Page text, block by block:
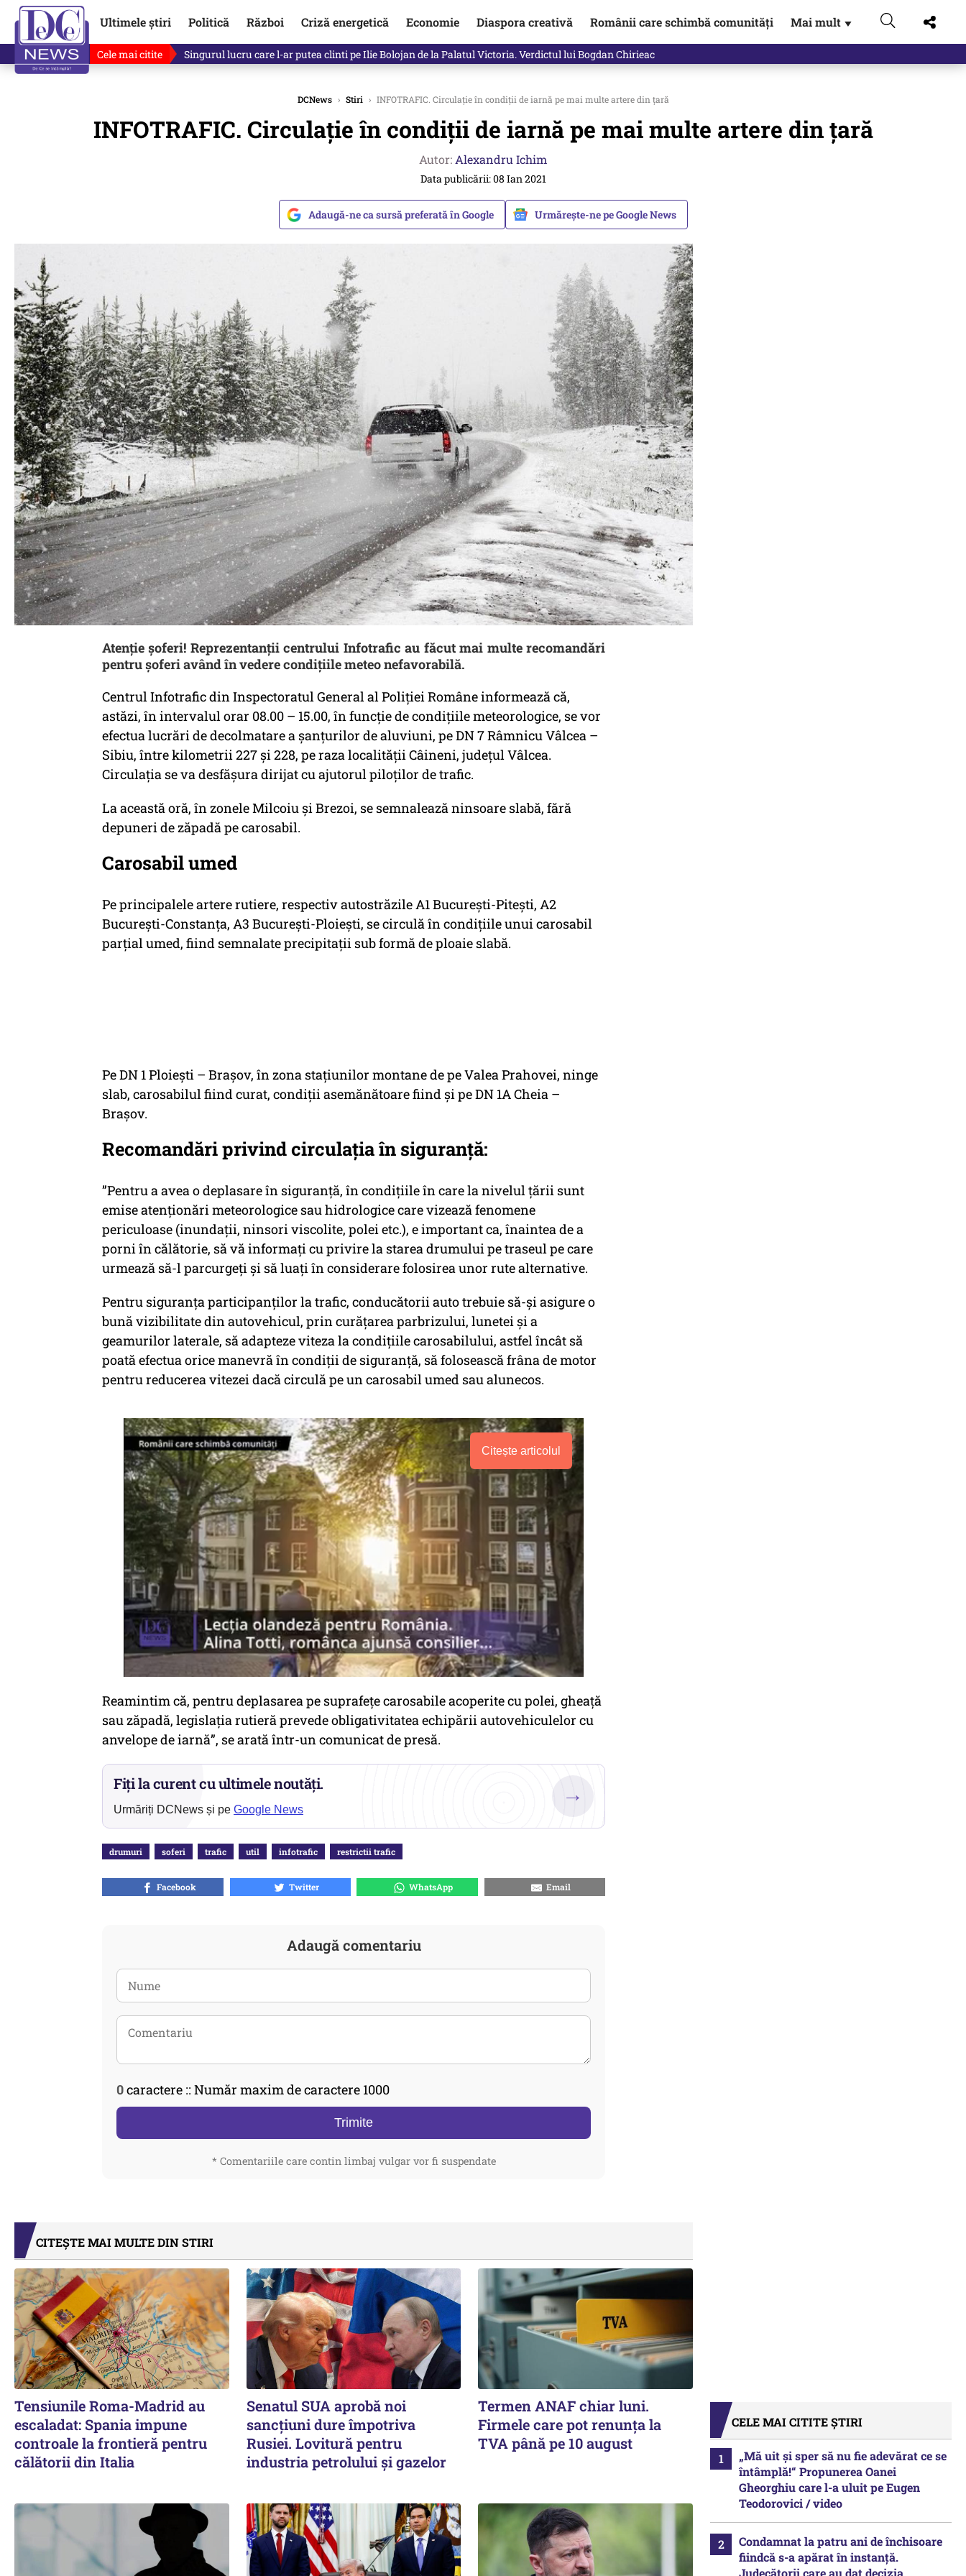
Ultimele știri Politică Război Criză energetică Economie Diaspora creativă Românii care schimbă comunități Mai mult ▼
Cele mai citite Singurul lucru care l-ar putea clinti pe Ilie Bolojan de la Palatul Victoria. Verdictul lui Bogdan Chirieac
DCNews › Stiri › INFOTRAFIC. Circulație în condiții de iarnă pe mai multe artere din țară
INFOTRAFIC. Circulație în condiții de iarnă pe mai multe artere din țară
Autor: Alexandru Ichim
Data publicării: 08 Ian 2021
Adaugă-ne ca sursă preferată în Google Urmărește-ne pe Google News
Atenție șoferi! Reprezentanții centrului Infotrafic au făcut mai multe recomandări
pentru șoferi având în vedere condițiile meteo nefavorabilă.
Centrul Infotrafic din Inspectoratul General al Poliției Române informează că,
astăzi, în intervalul orar 08.00 – 15.00, în funcție de condițiile meteorologice, se vor
efectua lucrări de decolmatare a șanțurilor de aluviuni, pe DN 7 Râmnicu Vâlcea –
Sibiu, între kilometrii 227 și 228, pe raza localității Câineni, județul Vâlcea.
Circulația se va desfășura dirijat cu ajutorul piloților de trafic.
La această oră, în zonele Milcoiu și Brezoi, se semnalează ninsoare slabă, fără
depuneri de zăpadă pe carosabil.
Carosabil umed
Pe principalele artere rutiere, respectiv autostrăzile A1 București-Pitești, A2
București-Constanța, A3 București-Ploiești, se circulă în condițiile unui carosabil
parțial umed, fiind semnalate precipitații sub formă de ploaie slabă.
Pe DN 1 Ploiești – Brașov, în zona stațiunilor montane de pe Valea Prahovei, ninge
slab, carosabilul fiind curat, condiții asemănătoare fiind și pe DN 1A Cheia –
Brașov.
Recomandări privind circulația în siguranță:
”Pentru a avea o deplasare în siguranță, în condițiile în care la nivelul țării sunt
emise atenționări meteorologice sau hidrologice care vizează fenomene
periculoase (inundații, ninsori viscolite, polei etc.), e important ca, înaintea de a
porni în călătorie, să vă informați cu privire la starea drumului pe traseul pe care
urmează să-l parcurgeți și să luați în considerare folosirea unor rute alternative.
Pentru siguranța participanților la trafic, conducătorii auto trebuie să-și asigure o
bună vizibilitate din autovehicul, prin curățarea parbrizului, lunetei şi a
geamurilor laterale, să adapteze viteza la condițiile carosabilului, astfel încât să
poată efectua orice manevră în condiții de siguranță, să folosească frâna de motor
pentru reducerea vitezei dacă circulă pe un carosabil umed sau alunecos.
Citește articolul
Reamintim că, pentru deplasarea pe suprafețe carosabile acoperite cu polei, gheață
sau zăpadă, legislația rutieră prevede obligativitatea echipării autovehiculelor cu
anvelope de iarnă”, se arată într-un comunicat de presă.
Fiți la curent cu ultimele noutăți.
Urmăriți DCNews și pe Google News
→
drumuri soferi trafic util infotrafic restrictii trafic
Facebook Twitter WhatsApp Email
Adaugă comentariu
0caractere :: Număr maxim de caractere 1000
Trimite
* Comentariile care contin limbaj vulgar vor fi suspendate
CITEȘTE MAI MULTE DIN STIRI
Tensiunile Roma-Madrid au
escaladat: Spania impune
controale la frontieră pentru
călătorii din Italia
Senatul SUA aprobă noi
sancțiuni dure împotriva
Rusiei. Lovitură pentru
industria petrolului și gazelor
Termen ANAF chiar luni.
Firmele care pot renunța la
TVA până pe 10 august
CELE MAI CITITE ȘTIRI
„Mă uit și sper să nu fie adevărat ce se
întâmplă!“ Propunerea Oanei
Gheorghiu care l-a uluit pe Eugen
Teodorovici / video
Condamnat la patru ani de închisoare
fiindcă s-a apărat în instanță.
Judecătorii care au dat decizia,